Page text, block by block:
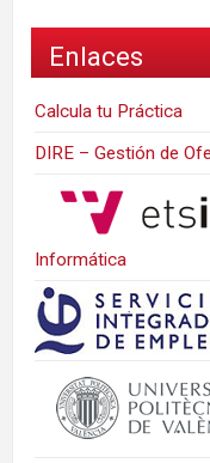
Enlaces
Calcula tu Práctica
DIRE – Gestión de
Informática